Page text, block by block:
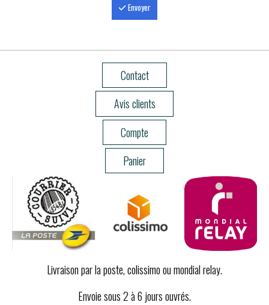
Envoyer
Contact
Avis clients
Compte
Panier
Livraison par la poste, colissimo ou mondial relay.
Envoie sous 2 à 6 jours ouvrés.